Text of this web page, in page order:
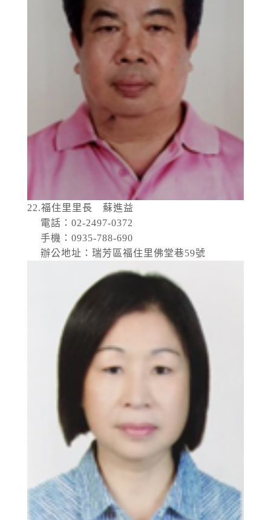
22.福住里里長 蘇進益
電話：02-2497-0372
手機：0935-788-690
辦公地址：瑞芳區福住里佛堂巷59號